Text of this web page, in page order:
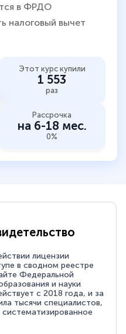
в ФРДО
налоговый вычет
Этот курс купили
1 553
раз
Рассрочка
на 6-18 мес.
0%
лицензии
в сводном реестре
Федеральной
и науки
с 2018 года, и за
тысячи специалистов,
систематизированное